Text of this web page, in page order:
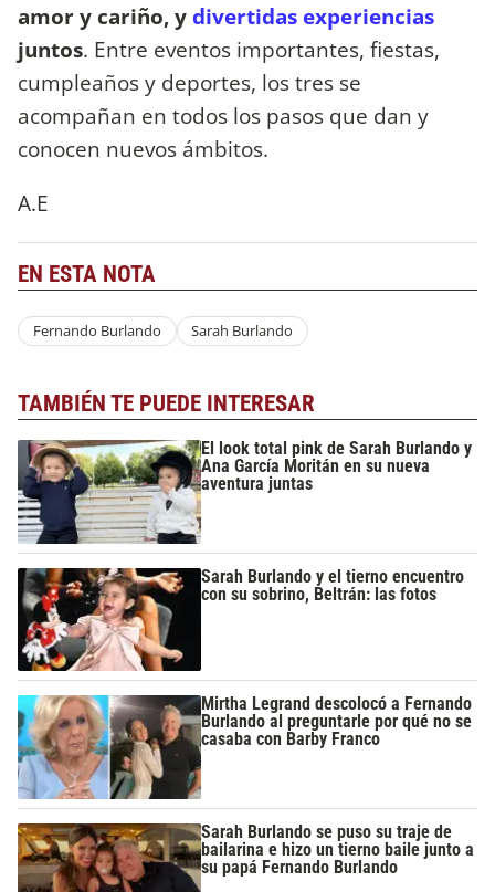
amor y cariño, ydivertidas experiencias
juntos. Entre eventos importantes, fiestas,
cumpleaños y deportes, los tres se
acompañan en todos los pasos que dan y
conocen nuevos ámbitos.
A.E
EN ESTA NOTA
Fernando Burlando Sarah Burlando
TAMBIÉN TE PUEDE INTERESAR
El look total pink de Sarah Burlando y
Ana García Moritán en su nueva
aventura juntas
Sarah Burlando y el tierno encuentro
con su sobrino, Beltrán: las fotos
Mirtha Legrand descolocó a Fernando
Burlando al preguntarle por qué no se
casaba con Barby Franco
Sarah Burlando se puso su traje de
bailarina e hizo un tierno baile junto a
su papá Fernando Burlando